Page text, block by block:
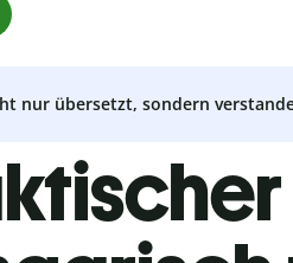
nur übersetzt, sondern